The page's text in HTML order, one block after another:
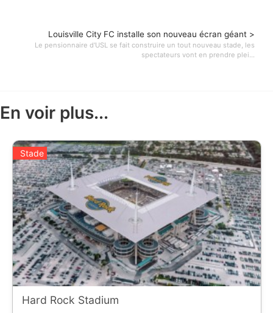
Louisville City FC installe son nouveau écran géant >
Le pensionnaire d'USL se fait construire un tout nouveau stade, les
spectateurs vont en prendre plei...
En voir plus...
Stade
Hard Rock Stadium